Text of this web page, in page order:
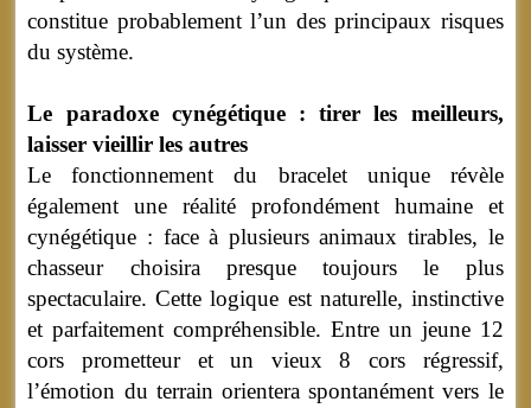
constitue probablement l’un des principaux risques
du système.
Le paradoxe cynégétique : tirer les meilleurs,
laisser vieillir les autres
Le fonctionnement du bracelet unique révèle
également une réalité profondément humaine et
cynégétique : face à plusieurs animaux tirables, le
chasseur choisira presque toujours le plus
spectaculaire. Cette logique est naturelle, instinctive
et parfaitement compréhensible. Entre un jeune 12
cors prometteur et un vieux 8 cors régressif,
l’émotion du terrain orientera spontanément vers le